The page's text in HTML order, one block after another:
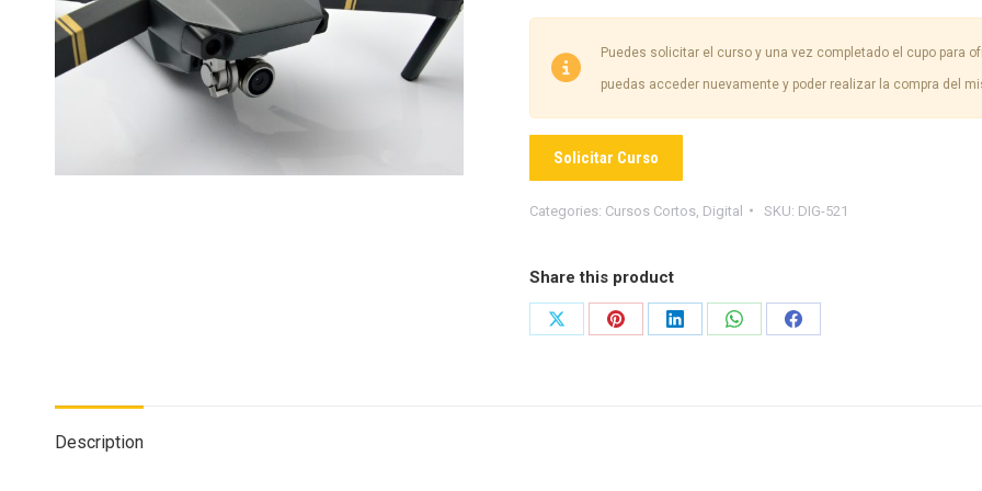
Puedes solicitar el curso y una vez completado el cupo para
puedas acceder nuevamente y poder realizar la compra del
Solicitar Curso
Categories: Cursos Cortos Digital SKU: DIG-521
Share this product
Share
Share
Share
Share
Share
Description